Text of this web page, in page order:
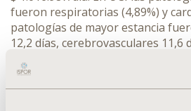
fueron respiratorias (4,89%) y
patologías de mayor estancia
12,2 días, cerebrovasculares 11,6
respiratorias con 10,3 días; las
costos fueron las infecciones ($
las respiratorias ($16.675.112.6/